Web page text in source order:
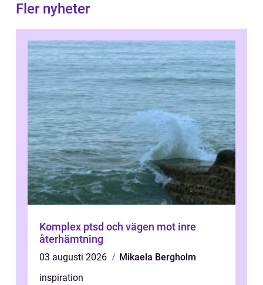
Fler nyheter
Komplex ptsd och vägen mot inre
återhämtning
03 augusti 2026
Mikaela Bergholm
inspiration